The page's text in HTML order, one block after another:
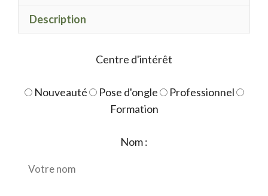
Description
Centre d'intérêt
Nouveauté Pose d'ongle
Professionnel
Formation
Nom :